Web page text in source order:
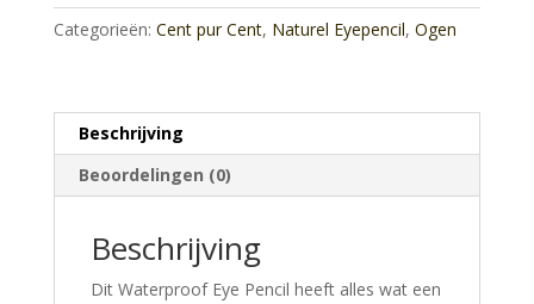
Categorieën: Cent pur Cent, Naturel Eyepencil, Ogen
Beschrijving
Beoordelingen (0)
Beschrijving
Dit Waterproof Eye Pencil heeft alles wat een